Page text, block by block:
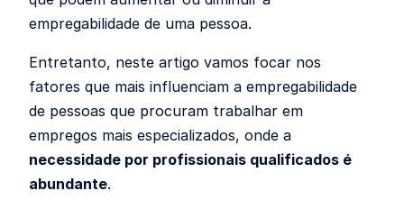
empregabilidade de uma pessoa.
Entretanto, neste artigo vamos focar nos
fatores que mais influenciam a empregabilidade
de pessoas que procuram trabalhar em
empregos mais especializados, onde a
necessidade por profissionais qualificados é
abundante.